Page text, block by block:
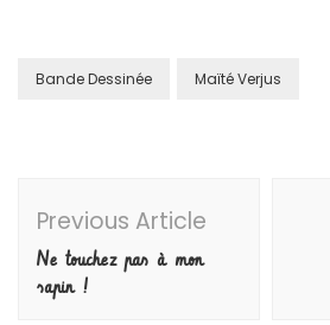
Bande Dessinée Maïté Verjus
Navigation
Previous Article
Ne touchez pas à mon
sapin !